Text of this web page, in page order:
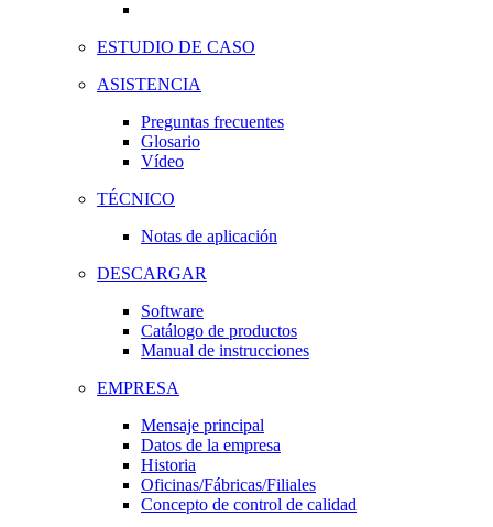
ESTUDIO DE CASO
ASISTENCIA
Preguntas frecuentes
Glosario
Vídeo
TÉCNICO
Notas de aplicación
DESCARGAR
Software
Catálogo de productos
Manual de instrucciones
EMPRESA
Mensaje principal
Datos de la empresa
Historia
Oficinas/Fábricas/Filiales
Concepto de control de calidad